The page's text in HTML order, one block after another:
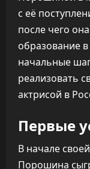
с её
после чего
образование
начальные
реализовать
актрисой в
Первые
В начале
Порошина